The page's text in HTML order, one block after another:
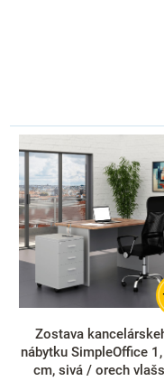
Zostava
nábytku SimpleOffice
cm, sivá / orech